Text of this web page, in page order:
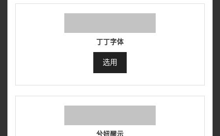
丁丁字体
选用
兮妞醒示